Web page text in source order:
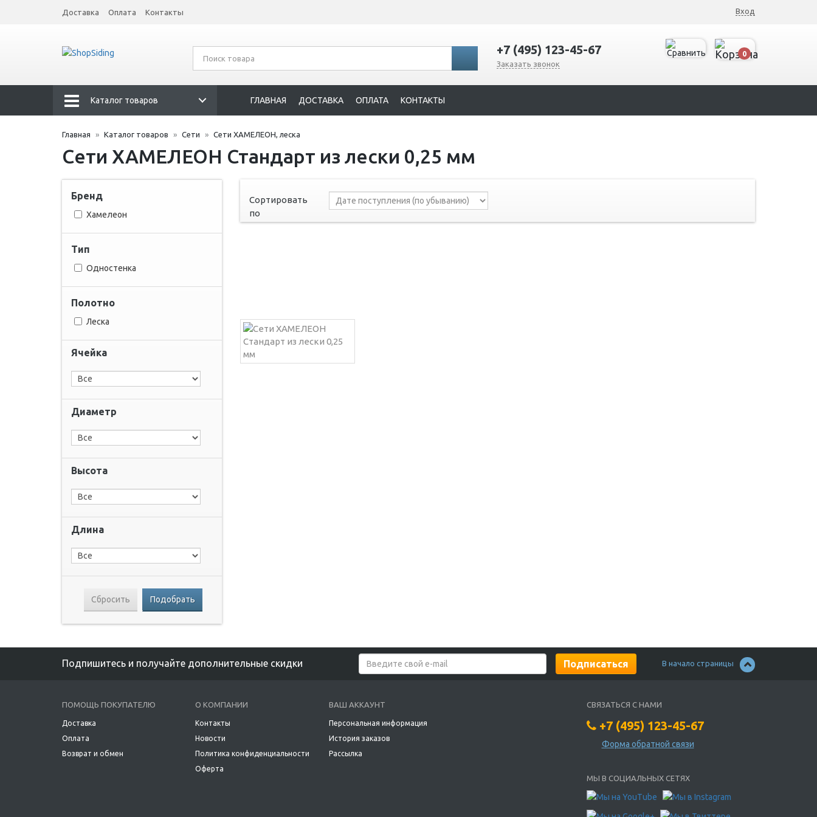
Доставка Оплата Контакты Вход
+7 (495) 123-45-67
Заказать звонок
0
Каталог товаров ГЛАВНАЯ ДОСТАВКА ОПЛАТА КОНТАКТЫ
Главная Каталог товаров Сети Сети ХАМЕЛЕОН, леска
Сети ХАМЕЛЕОН Стандарт из лески 0,25 мм
Бренд
Хамелеон
Тип
Одностенка
Полотно
Леска
Ячейка
Диаметр
Высота
Длина
Сбросить Подобрать
Сортировать
по
Подпишитесь и получайте дополнительные скидки В начало страницы
ПОМОЩЬ ПОКУПАТЕЛЮ
Доставка
Оплата
Возврат и обмен
О КОМПАНИИ
Контакты
Новости
Политика конфиденциальности
Оферта
ВАШ АККАУНТ
Персональная информация
История заказов
Рассылка
СВЯЗАТЬСЯ С НАМИ
+7 (495) 123-45-67
Форма обратной связи
МЫ В СОЦИАЛЬНЫХ СЕТЯХ